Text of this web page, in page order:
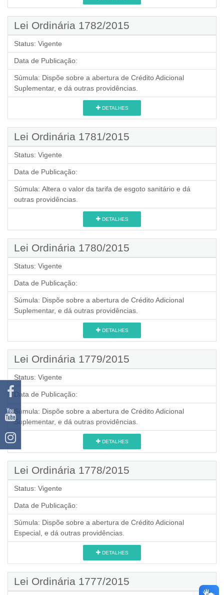
Lei Ordinária 1782/2015
Status: Vigente
Data de Publicação:
Súmula: Dispõe sobre a abertura de Crédito Adicional
Suplementar, e dá outras providências.
DETALHES
Lei Ordinária 1781/2015
Status: Vigente
Data de Publicação:
Súmula: Altera o valor da tarifa de esgoto sanitário e dá
outras providências.
DETALHES
Lei Ordinária 1780/2015
Status: Vigente
Data de Publicação:
Súmula: Dispõe sobre a abertura de Crédito Adicional
Suplementar, e dá outras providências.
DETALHES
Lei Ordinária 1779/2015
Status: Vigente
Data de Publicação:
Súmula: Dispõe sobre a abertura de Crédito Adicional
Suplementar, e dá outras providências.
DETALHES
Lei Ordinária 1778/2015
Status: Vigente
Data de Publicação:
Súmula: Dispõe sobre a abertura de Crédito Adicional
Especial, e dá outras providências.
DETALHES
Lei Ordinária 1777/2015